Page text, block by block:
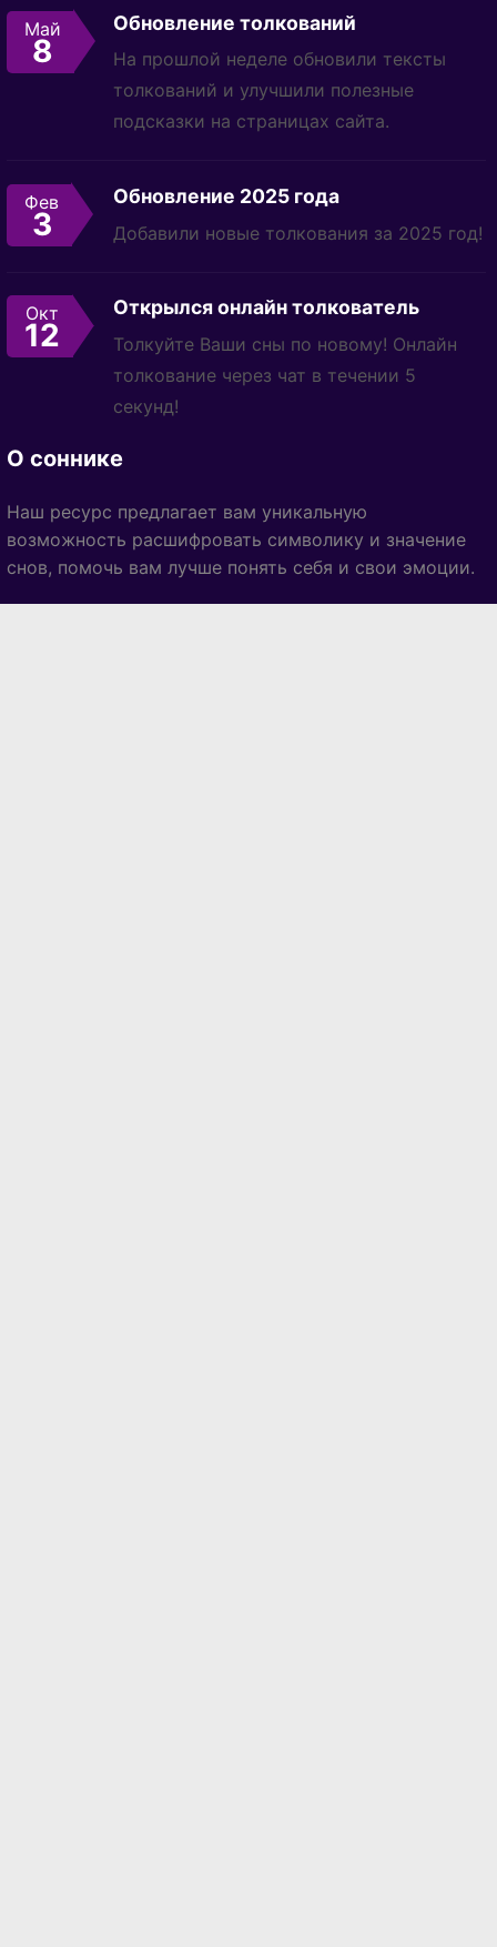
Май
8
Обновление толкований
На прошлой неделе обновили тексты
толкований и улучшили полезные
подсказки на страницах сайта.
Фев
3
Обновление 2025 года
Добавили новые толкования за 2025 год!
Окт
12
Открылся онлайн толкователь
Толкуйте Ваши сны по новому! Онлайн
толкование через чат в течении 5
секунд!
О соннике
Наш ресурс предлагает вам уникальную
возможность расшифровать символику и значение
снов, помочь вам лучше понять себя и свои эмоции.